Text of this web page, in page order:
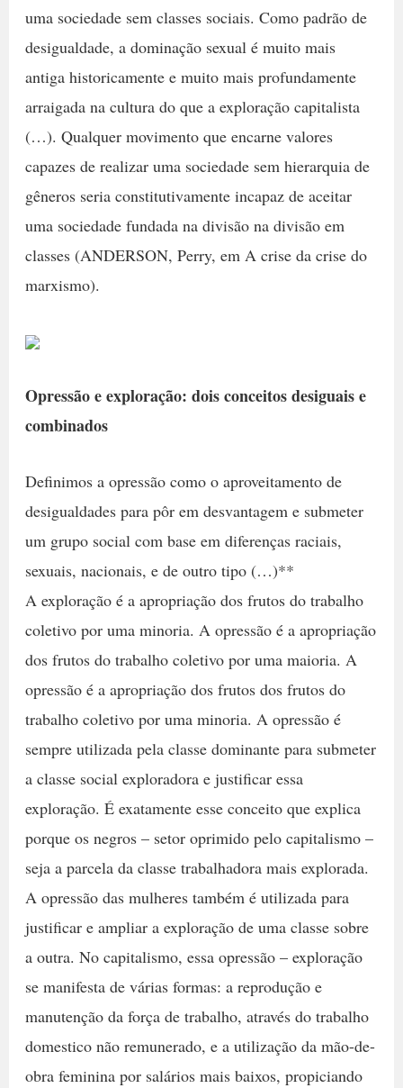
uma sociedade sem classes sociais. Como padrão de
desigualdade, a dominação sexual é muito mais
antiga historicamente e muito mais profundamente
arraigada na cultura do que a exploração capitalista
(…). Qualquer movimento que encarne valores
capazes de realizar uma sociedade sem hierarquia de
gêneros seria constitutivamente incapaz de aceitar
uma sociedade fundada na divisão na divisão em
classes (ANDERSON, Perry, em A crise da crise do
marxismo).
Opressão e exploração: dois conceitos desiguais e
combinados
Definimos a opressão como o aproveitamento de
desigualdades para pôr em desvantagem e submeter
um grupo social com base em diferenças raciais,
sexuais, nacionais, e de outro tipo (…)**
A exploração é a apropriação dos frutos do trabalho
coletivo por uma minoria. A opressão é a apropriação
dos frutos do trabalho coletivo por uma maioria. A
opressão é a apropriação dos frutos dos frutos do
trabalho coletivo por uma minoria. A opressão é
sempre utilizada pela classe dominante para submeter
a classe social exploradora e justificar essa
exploração. É exatamente esse conceito que explica
porque os negros – setor oprimido pelo capitalismo –
seja a parcela da classe trabalhadora mais explorada.
A opressão das mulheres também é utilizada para
justificar e ampliar a exploração de uma classe sobre
a outra. No capitalismo, essa opressão – exploração
se manifesta de várias formas: a reprodução e
manutenção da força de trabalho, através do trabalho
domestico não remunerado, e a utilização da mão-de-
obra feminina por salários mais baixos, propiciando